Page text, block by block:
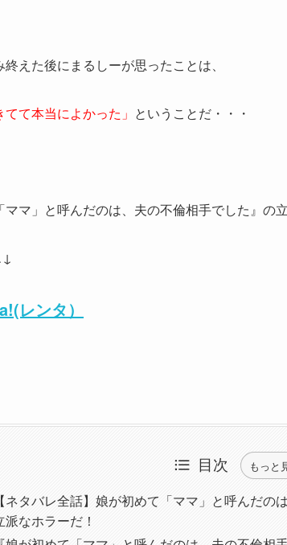
えた後にまるしーが思ったことは、
てて本当によかった」 ということだ・・・
ママ」と呼んだのは、夫の不倫相手でした』の
レンタ）
目次 もっと
【ネタバレ全話】娘が初めて「ママ」と呼んだ
派なホラーだ！